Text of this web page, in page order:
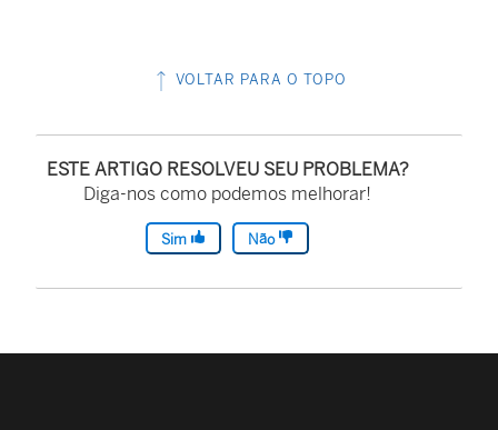
a
e
m
VOLTAR PARA O TOPO
ESTE ARTIGO RESOLVEU SEU PROBLEMA?
Diga-nos como podemos melhorar!
Sim Não